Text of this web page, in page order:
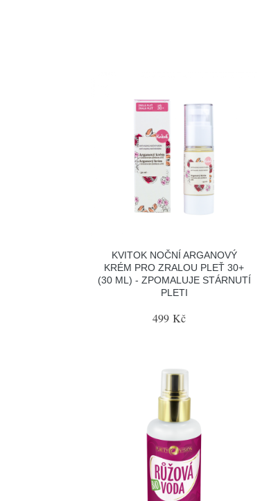
KVITOK NOČNÍ ARGANOVÝ
KRÉM PRO ZRALOU PLEŤ 30+
(30 ML) - ZPOMALUJE STÁRNUTÍ
PLETI
499 Kč